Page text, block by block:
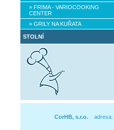
» FRIMA - VARIOCOOKING
CENTER
» GRILY NA KUŘATA
STOLNÍ
CorHB, s.r.o.adresa: